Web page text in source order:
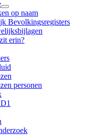
op naam
Bevolkingsregisters
erin?
personen